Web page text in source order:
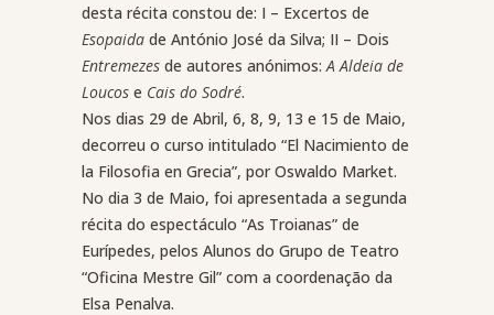
desta récita constou de: I – Excertos de
Esopaida de António José da Silva; II – Dois
Entremezes de autores anónimos:A Aldeia de
Loucos e Cais do Sodré.
Nos dias 29 de Abril, 6, 8, 9, 13 e 15 de Maio,
decorreu o curso intitulado “El Nacimiento de
la Filosofia en Grecia”, por Oswaldo Market.
No dia 3 de Maio, foi apresentada a segunda
récita do espectáculo “As Troianas” de
Eurípedes, pelos Alunos do Grupo de Teatro
“Oficina Mestre Gil” com a coordenação da
Elsa Penalva.